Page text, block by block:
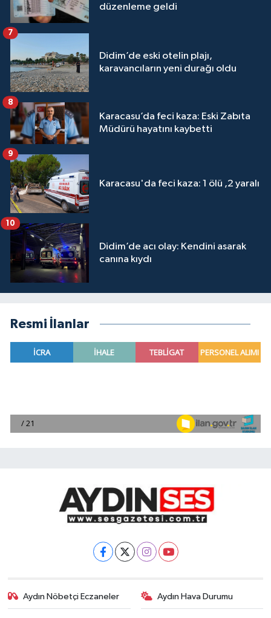
düzenleme geldi
Didim’de eski otelin plajı,
karavancıların yeni durağı oldu
7
Karacasu’da feci kaza: Eski Zabıta
Müdürü hayatını kaybetti
8
Karacasu'da feci kaza: 1 ölü ,2 yaralı
9
Didim’de acı olay: Kendini asarak
canına kıydı
10
Resmi İlanlar
Aydın Nöbetçi Eczaneler Aydın Hava Durumu